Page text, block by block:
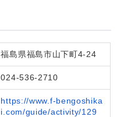
福島県福島市山下町4-24
024-536-2710
https://www.f-bengoshika
i.com/guide/activity/129